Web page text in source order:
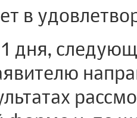
в
дня,